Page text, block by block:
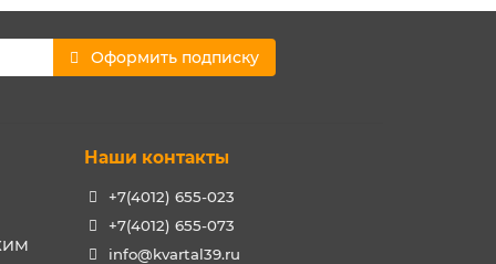
Оформить подписку
Наши контакты
+7(4012) 655-023
+7(4012) 655-073
info@kvartal39.ru